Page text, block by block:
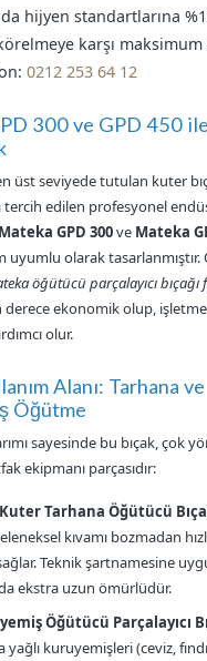
hijyen standartlarına
karşı
0212 253 64 12
300 ve GPD 450
üst seviyede tutulan kuter
tercih edilen profesyonel
Mateka GPD 300ve Mateka
uyumlu olarak tasarlanmıştır.
öğütücü parçalayıcı bıçağı
derece ekonomik olup,
olur.
Alanı: Tarhana ve
Öğütme
sayesinde bu bıçak, çok
ekipmanı parçasıdır:
Tarhana Öğütücü
kıvamı bozmadan
Teknik şartnamesine
ekstra uzun ömürlüdür.
Öğütücü Parçalayıcı
kuruyemişleri (ceviz,